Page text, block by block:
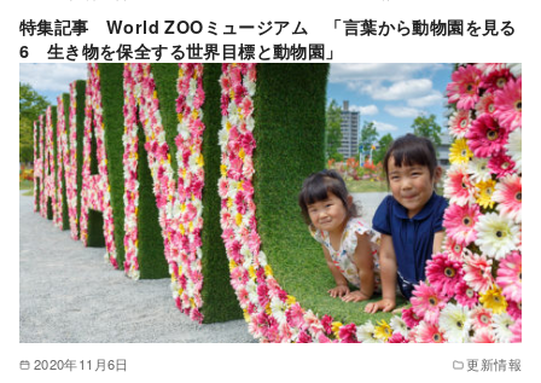
特集記事 World ZOOミュージアム 「言葉から動物園を見る
6 生き物を保全する世界目標と動物園」
2020年11月6日 更新情報